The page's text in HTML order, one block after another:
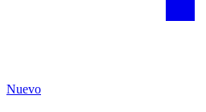
Nuevo